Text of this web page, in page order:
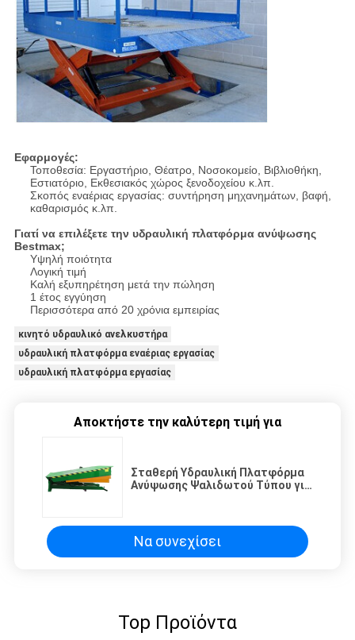
Εφαρμογές:
Τοποθεσία: Εργαστήριο, Θέατρο, Νοσοκομείο, Βιβλιοθήκη,
Εστιατόριο, Εκθεσιακός χώρος ξενοδοχείου κ.λπ.
Σκοπός εναέριας εργασίας: συντήρηση μηχανημάτων, βαφή,
καθαρισμός κ.λπ.
Γιατί να επιλέξετε την υδραυλική πλατφόρμα ανύψωσης
Bestmax;
Υψηλή ποιότητα
Λογική τιμή
Καλή εξυπηρέτηση μετά την πώληση
1 έτος εγγύηση
Περισσότερα από 20 χρόνια εμπειρίας
κινητό υδραυλικό ανελκυστήρα
υδραυλική πλατφόρμα εναέριας εργασίας
υδραυλική πλατφόρμα εργασίας
Αποκτήστε την καλύτερη τιμή για
Σταθερή Υδραυλική Πλατφόρμα
Ανύψωσης Ψαλιδωτού Τύπου για
Να συνεχίσει
Top Προϊόντα